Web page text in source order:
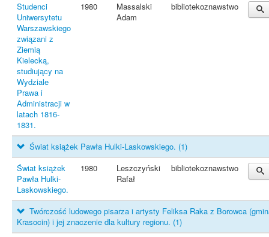
Studenci
Uniwersytetu
Warszawskiego
związani z
Ziemią
Kielecką,
studiujący na
Wydziale
Prawa i
Administracji w
latach 1816-
1831.
1980
Massalski
Adam
bibliotekoznawstwo
Świat książek Pawła Hulki-Laskowskiego. (1)
Świat książek
Pawła Hulki-
Laskowskiego.
1980
Leszczyński
Rafał
bibliotekoznawstwo
Twórczość ludowego pisarza i artysty Feliksa Raka z Borowca
Krasocin) i jej znaczenie dla kultury regionu. (1)